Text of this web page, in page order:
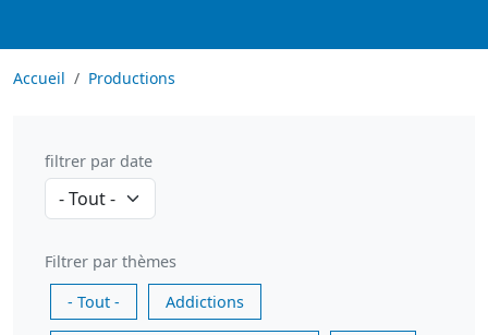
Accueil Productions
filtrer par date
Filtrer par thèmes
- Tout -
Addictions